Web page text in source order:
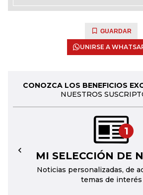
GUARDAR
UNIRSE A
CONOZCA LOS BENEFICIOS
NUESTROS
1
MI SELECCIÓN DE
Noticias personalizadas, de
temas de interés
←